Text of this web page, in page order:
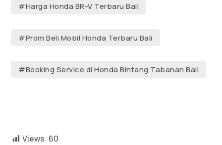
#Harga Honda BR-V Terbaru Bali
#Prom Beli Mobil Honda Terbaru Bali
#Booking Service di Honda Bintang Tabanan Bali
Views: 60